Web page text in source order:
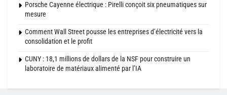
Porsche Cayenne électrique : Pirelli conçoit six pneumatiques sur
mesure
Comment Wall Street pousse les entreprises d’électricité vers la
consolidation et le profit
CUNY : 18,1 millions de dollars de la NSF pour construire un
laboratoire de matériaux alimenté par l’IA